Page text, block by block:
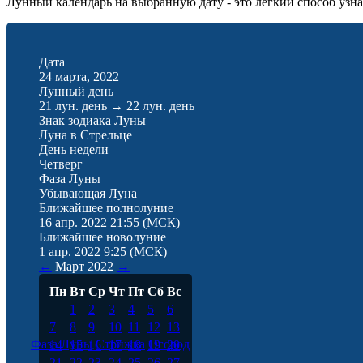
Дата
24 марта, 2022
Лунный день
21 лун. день → 22 лун. день
Знак зодиака Луны
Луна в Стрельце
День недели
Четверг
Фаза Луны
Убывающая Луна
Ближайшее полнолуние
16 апр. 2022 21:55 (МСК)
Ближайшее новолуние
1 апр. 2022 9:25 (МСК)
← Март 2022 →
Пн Вт Ср Чт Пт Сб Вс
1
2 3 4 5
6
7
8 9 10 11 12 13
14 15 16 17 18 19 20
Фаза Луны Стрижка Огород